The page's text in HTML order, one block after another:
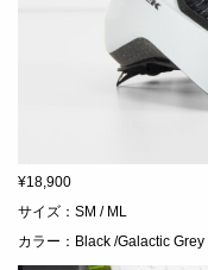
¥18,900
サイズ：SM / ML
カラー：Black /Galactic Grey